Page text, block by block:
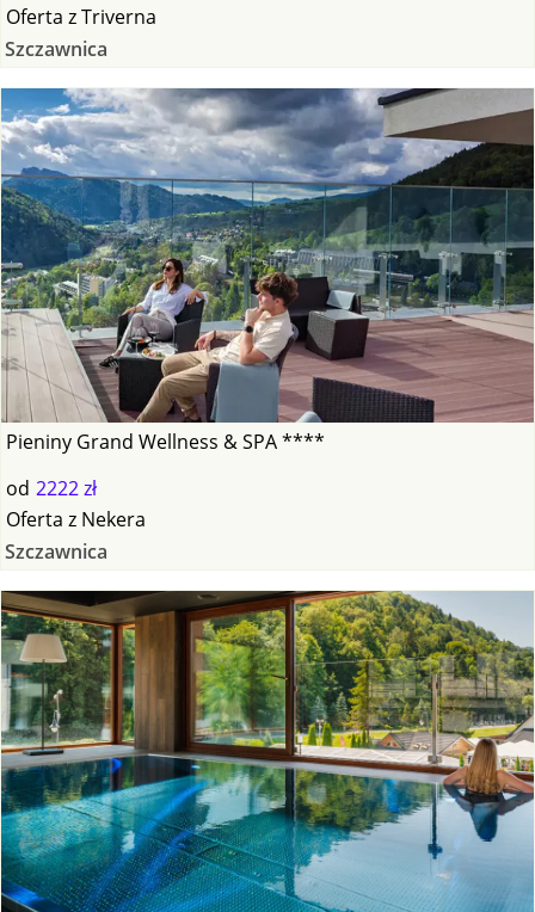
Oferta zTriverna
Szczawnica
Pieniny Grand Wellness & SPA ****
od 2222 zł
Oferta z Nekera
Szczawnica